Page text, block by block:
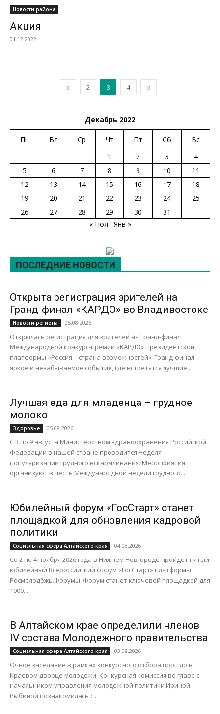
Новости района
Акция
01.12.2022
2 3 4
Декабрь 2022
Пн Вт Ср Чт Пт Сб
Вс
1
2 3
4
5
6 7 8 9 10
11
12
13 14 15 16 17
18
19
20 21 22 23 24
25
26
27 28 29 30
31
« Ноя
Янв »
ПОСЛЕДНИЕ НОВОСТИ
Открыта регистрация зрителей на
Гранд-финал «КАРДО» во Владивостоке
Новости региона 05.08.2026
Открылась регистрация для зрителей на Гранд-финал
Международной конкурс-премии «КАРДО» Президентской
платформы «Россия – страна возможностей». Гранд-финал –
яркое и незабываемое событие, где встретятся лучшие...
Лучшая еда для младенца – грудное
молоко
Здоровье 05.08.2026
С 3 по 9 августа Министерством здравоохранения Российской
Федерации в нашей стране проводится Неделя
популяризации грудного вскармливания. Мероприятия
организуют в честь Международной недели грудного...
Юбилейный форум «ГосСтарт» станет
площадкой для обновления кадровой
политики
Социальная сфера Алтайского края 04.08.2026
Со 2 по 4 ноября 2026 года в Нижнем Новгороде пройдёт пятый
юбилейный Всероссийский форум «ГосСтарт» платформы
Росмолодёжь.Форумы. Форум станет ключевой площадкой для
1000...
В Алтайском крае определили членов
IV состава Молодежного правительства
Социальная сфера Алтайского края 03.08.2026
Очное заседание в рамках конкурсного отбора прошло в
Краевом дворце молодежи. Конкурсная комиссия во главе с
начальником управления молодежной политики Ириной
Рыбиной познакомилась с...